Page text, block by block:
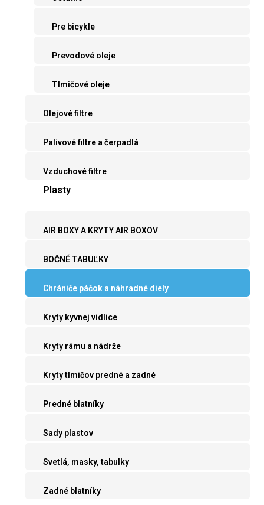
Pre bicykle
Prevodové oleje
Tlmičové oleje
Olejové filtre
Palivové filtre a čerpadlá
Vzduchové filtre
Plasty
AIR BOXY A KRYTY AIR BOXOV
BOČNÉ TABUĽKY
Chrániče páčok a náhradné diely
Kryty kyvnej vidlice
Kryty rámu a nádrže
Kryty tlmičov predné a zadné
Predné blatníky
Sady plastov
Svetlá, masky, tabulky
Zadné blatníky